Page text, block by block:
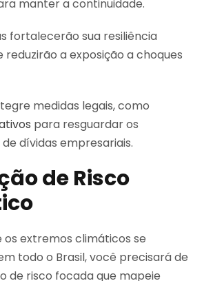
manter a continuidade.
fortalecerão sua resiliência
a exposição a choques
medidas legais, como
para resguardar os
dívidas empresariais.
de Risco
os extremos climáticos se
todo o Brasil, você precisará de
de risco focada que mapeie